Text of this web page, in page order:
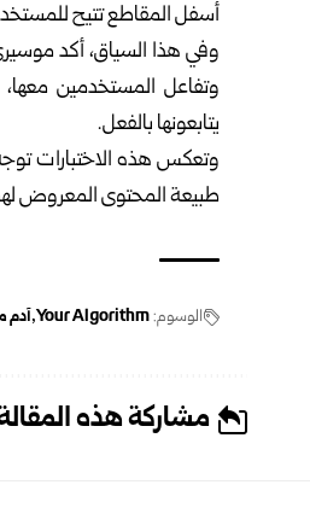
أسفل المقاطع تتيح
وفي هذا السياق، أكد
وتفاعل المستخدمين
يتابعونها بالفعل.
وتعكس هذه الاختبارات
طبيعة المحتوى المعروض
الوسوم:Your Algorithm آدم
مشاركة هذه